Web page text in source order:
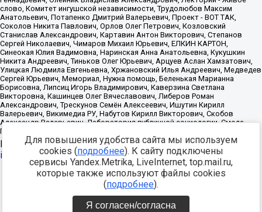
Источник:https://minjust.gov.ru/uploaded/files/reestr-
inostrannyih-agentov-22-03-2024.pdfданные на22.03.2024
Разработка -
Для повышения удобства сайта мы используем
cookies (подробнее). К сайту подключены
сервисы Yandex.Metrika, LiveInternet, top.mail.ru,
которые также используют файлы cookies
(подробнее).
Я согласен/согласна